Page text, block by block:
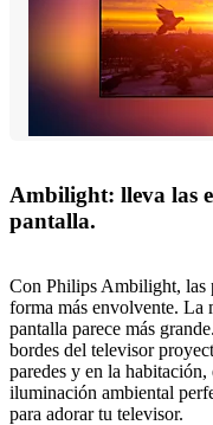
Ambilight: lleva las
pantalla.
Con Philips Ambilight, las
forma más envolvente. La
pantalla parece más
bordes del televisor
paredes y en la
iluminación ambiental
para adorar tu televisor.